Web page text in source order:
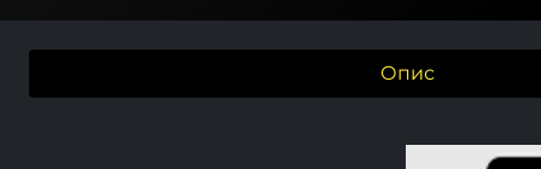
Опис